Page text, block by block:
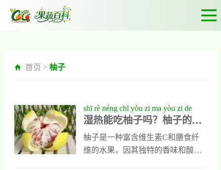
首页 > 柚子
shī rè néng chī yòu zi ma yòu zi de
yíng yǎng jià zhí yǔ shī rè tǐ zhì de yǐn
shí jiàn yì
湿热能吃柚子吗？柚子的营
养价值与湿热体质的饮食建
议
柚子是一种富含维生素C和膳食纤
维的水果，因其独特的香味和酸甜